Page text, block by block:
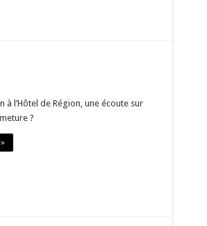
à l’Hôtel de Région, une écoute sur
?